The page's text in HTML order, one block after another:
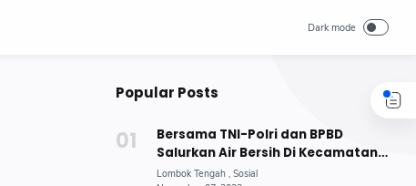
Popular Posts
Bersama TNI-Polri dan BPBD
Salurkan Air Bersih Di Kecamatan
Jonggat